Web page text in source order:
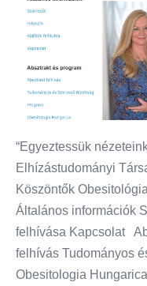
“Egyeztessük
Elhízástudományi
Köszöntők
Általános információk
felhívása Kapcsolat
felhívás Tudományos
Obesitologia